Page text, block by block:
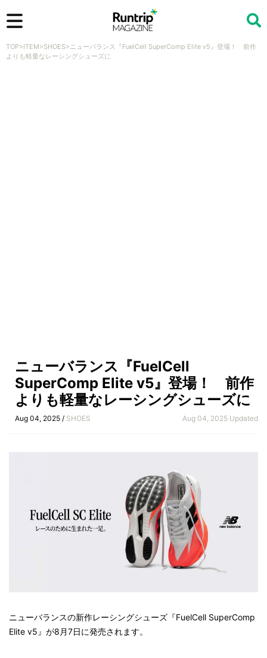
検索
TOP>ITEM>SHOES>ニューバランス『FuelCell SuperComp Elite v5』登場！ 前作
よりも軽量なレーシングシューズに
ニューバランス『FuelCell
SuperComp Elite v5』登場！ 前作
よりも軽量なレーシングシューズに
Aug 04, 2025 / SHOES Aug 04, 2025 Updated
ニューバランスの新作レーシングシューズ『FuelCell SuperComp
Elite v5』が8月7日に発売されます。